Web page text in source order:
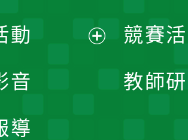
競賽
教師
開
動
音
導